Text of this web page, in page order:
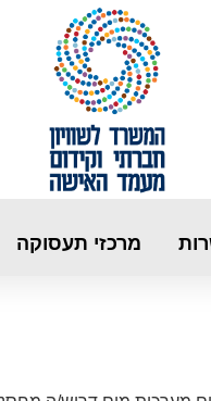
מרכזי תעסוקה